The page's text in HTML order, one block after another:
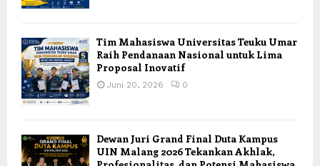
Tim Mahasiswa Universitas Teuku Umar
Raih Pendanaan Nasional untuk Lima
Proposal Inovatif
Juni 20, 2026 0
Dewan Juri Grand Final Duta Kampus
UIN Malang 2026 Tekankan Akhlak,